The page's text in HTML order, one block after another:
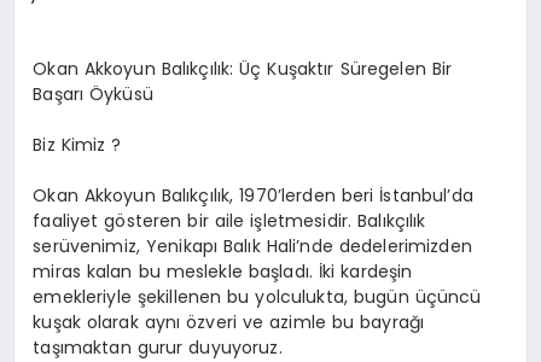
Okan Akkoyun Balıkçılık: Üç Kuşaktır Süregelen Bir
Başarı Öyküsü
Biz Kimiz ?
Okan Akkoyun Balıkçılık, 1970’lerden beri İstanbul’da
faaliyet gösteren bir aile işletmesidir. Balıkçılık
serüvenimiz, Yenikapı Balık Hali’nde dedelerimizden
miras kalan bu meslekle başladı. İki kardeşin
emekleriyle şekillenen bu yolculukta, bugün üçüncü
kuşak olarak aynı özveri ve azimle bu bayrağı
taşımaktan gurur duyuyoruz.